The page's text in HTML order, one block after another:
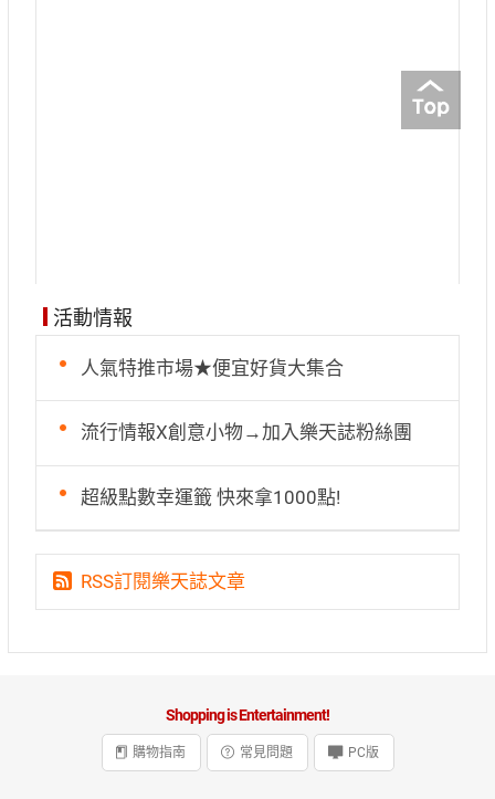
活動情報
人氣特推市場★便宜好貨大集合
流行情報X創意小物→加入樂天誌粉絲團
超級點數幸運籤 快來拿1000點!
RSS訂閱樂天誌文章
Shopping is Entertainment!
購物指南 常見問題 PC版